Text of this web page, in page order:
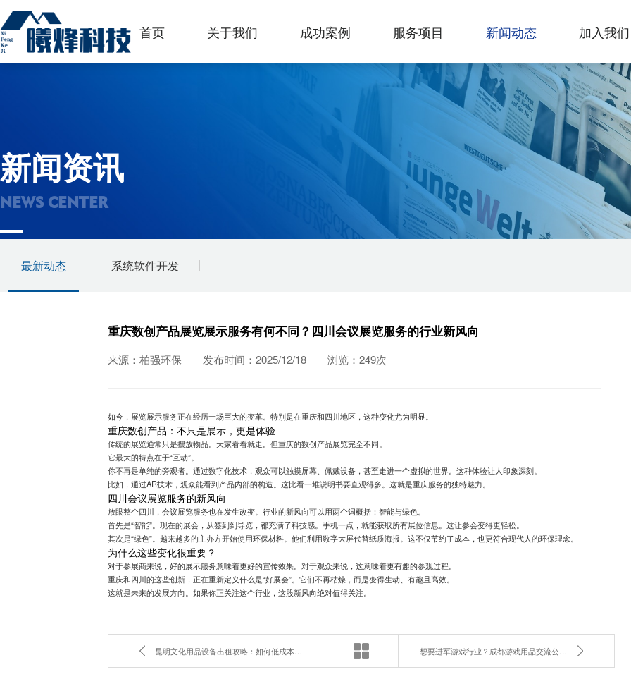
首页 关于我们 成功案例 服务项目 新闻动态 加入我们
新闻资讯
NEWS CENTER
最新动态 系统软件开发
重庆数创产品展览展示服务有何不同？四川会议展览服务的行业新风向
来源：柏强环保 发布时间：2025/12/18 浏览：249次
如今，展览展示服务正在经历一场巨大的变革。特别是在重庆和四川地区，这种变化尤为明显。
重庆数创产品：不只是展示，更是体验
传统的展览通常只是摆放物品。大家看看就走。但重庆的数创产品展览完全不同。
它最大的特点在于“互动”。
你不再是单纯的旁观者。通过数字化技术，观众可以触摸屏幕、佩戴设备，甚至走进一个虚拟的世界。这种体验让人印象深刻。
比如，通过AR技术，观众能看到产品内部的构造。这比看一堆说明书要直观得多。这就是重庆服务的独特魅力。
四川会议展览服务的新风向
放眼整个四川，会议展览服务也在发生改变。行业的新风向可以用两个词概括：智能与绿色。
首先是“智能”。现在的展会，从签到到导览，都充满了科技感。手机一点，就能获取所有展位信息。这让参会变得更轻松。
其次是“绿色”。越来越多的主办方开始使用环保材料。他们利用数字大屏代替纸质海报。这不仅节约了成本，也更符合现代人的环保理念。
为什么这些变化很重要？
对于参展商来说，好的展示服务意味着更好的宣传效果。对于观众来说，这意味着更有趣的参观过程。
重庆和四川的这些创新，正在重新定义什么是“好展会”。它们不再枯燥，而是变得生动、有趣且高效。
这就是未来的发展方向。如果你正关注这个行业，这股新风向绝对值得关注。
昆明文化用品设备出租攻略：如何低成本搞定会议设备？ 想要进军游戏行业？成都游戏用品交流公司助您快速链接资源！